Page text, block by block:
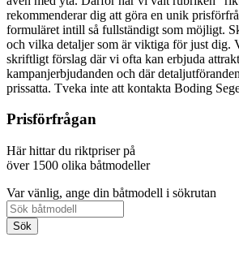
rekommenderar dig att göra en unik
formuläret intill så fullständigt som möjligt.
och vilka detaljer som är viktiga för just dig.
skriftligt förslag där vi ofta kan erbjuda
kampanjerbjudanden och där
prissatta. Tveka inte att kontakta Boding
Prisförfrågan
Här hittar du riktpriser på
över 1500 olika båtmodeller
Var vänlig, ange din båtmodell i sökrutan